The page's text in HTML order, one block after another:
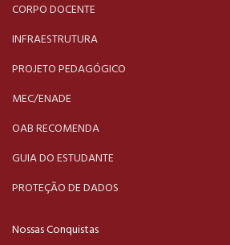
CORPO DOCENTE
INFRAESTRUTURA
PROJETO PEDAGÓGICO
MEC/ENADE
OAB RECOMENDA
GUIA DO ESTUDANTE
PROTEÇÃO DE DADOS
Nossas Conquistas